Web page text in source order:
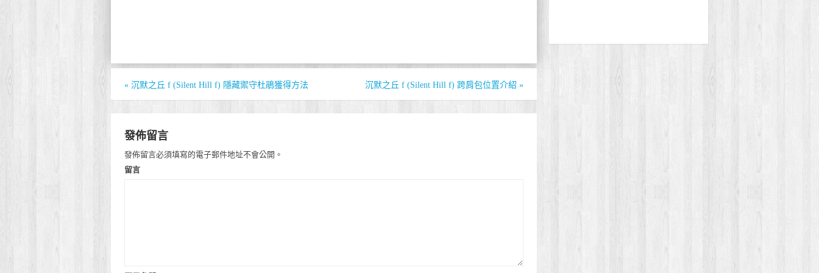
«沉默之丘 f (Silent Hill f) 隱藏禦守杜鵑獲得方法 沉默之丘 f (Silent Hill f) 跨肩包位置介紹 »
發佈留言
發佈留言必須填寫的電子郵件地址不會公開。
留言